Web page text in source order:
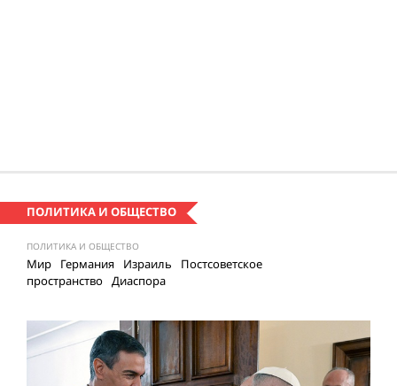
ПОЛИТИКА И ОБЩЕСТВО
ПОЛИТИКА И ОБЩЕСТВО
Мир Германия Израиль
Постсоветское
пространство Диаспора